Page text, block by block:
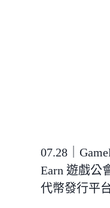
07.28｜
Earn 遊戲公
代幣發行平